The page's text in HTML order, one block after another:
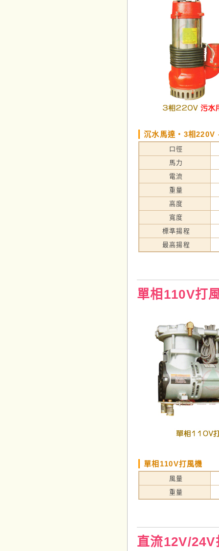
沉水馬達‧3相220V
口徑
馬力
電流
重量
高度
寬度
標準揚程
最高揚程
單相110V打
單相110V打風機
風量
重量
直流12V/